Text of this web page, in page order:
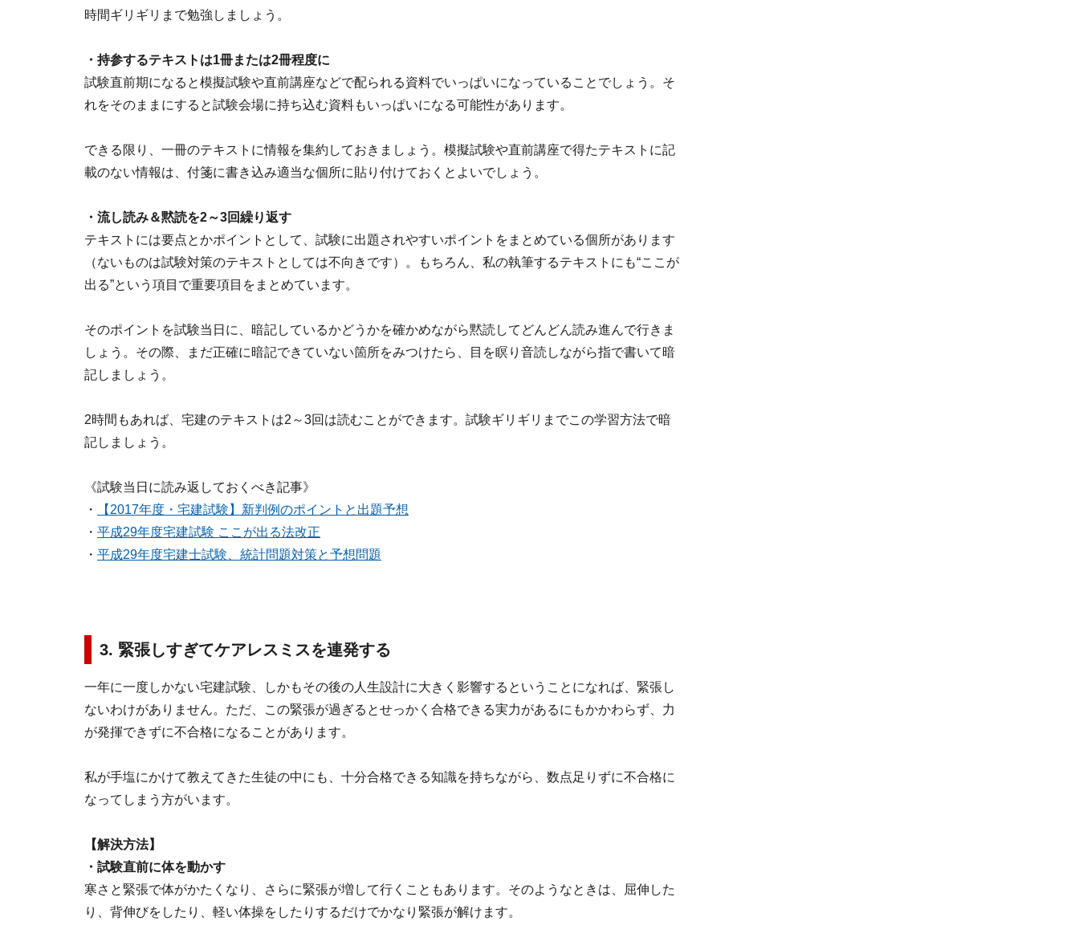
時間ギリギリまで勉強しましょう。
・持参するテキストは1冊または2冊程度に
試験直前期になると模擬試験や直前講座などで配られる資料でいっぱいになっていることでしょう。そ
れをそのままにすると試験会場に持ち込む資料もいっぱいになる可能性があります。
できる限り、一冊のテキストに情報を集約しておきましょう。模擬試験や直前講座で得たテキストに記
載のない情報は、付箋に書き込み適当な個所に貼り付けておくとよいでしょう。
・流し読み＆黙読を2～3回繰り返す
テキストには要点とかポイントとして、試験に出題されやすいポイントをまとめている個所があります
（ないものは試験対策のテキストとしては不向きです）。もちろん、私の執筆するテキストにも“ここが
出る”という項目で重要項目をまとめています。
そのポイントを試験当日に、暗記しているかどうかを確かめながら黙読してどんどん読み進んで行きま
しょう。その際、まだ正確に暗記できていない箇所をみつけたら、目を瞑り音読しながら指で書いて暗
記しましょう。
2時間もあれば、宅建のテキストは2～3回は読むことができます。試験ギリギリまでこの学習方法で暗
記しましょう。
《試験当日に読み返しておくべき記事》
・
【2017年度・宅建試験】新判例のポイントと出題予想
・ 平成29年度宅建試験 ここが出る法改正
・ 平成29年度宅建士試験、統計問題対策と予想問題
3. 緊張しすぎてケアレスミスを連発する
一年に一度しかない宅建試験、しかもその後の人生設計に大きく影響するということになれば、緊張し
ないわけがありません。ただ、この緊張が過ぎるとせっかく合格できる実力があるにもかかわらず、力
が発揮できずに不合格になることがあります。
私が手塩にかけて教えてきた生徒の中にも、十分合格できる知識を持ちながら、数点足りずに不合格に
なってしまう方がいます。
【解決方法】
・試験直前に体を動かす
寒さと緊張で体がかたくなり、さらに緊張が増して行くこともあります。そのようなときは、屈伸した
り、背伸びをしたり、軽い体操をしたりするだけでかなり緊張が解けます。